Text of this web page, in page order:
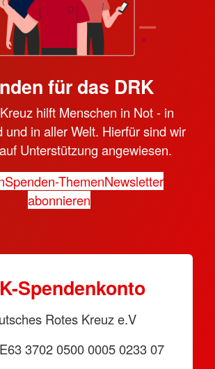
für das DRK
hilft Menschen in Not - in
und in aller Welt. Hierfür sind wir
Unterstützung angewiesen.
Spenden-ThemenNewsletter
abonnieren
Spendenkonto
Rotes Kreuz e.V
3702 0500 0005 0233 07